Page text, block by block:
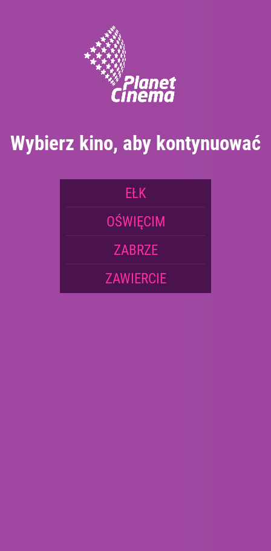
Wybierz kino, aby kontynuować
EŁK
OŚWIĘCIM
ZABRZE
ZAWIERCIE
Rezerwacja biletów od 10:00 do 22:00 - Telefon odbierany jest
w miarę dostępności kasjera